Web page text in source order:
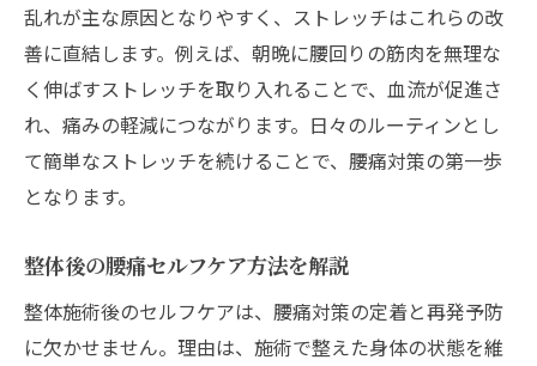
乱れが主な原因となりやすく、ストレッチはこれらの改
善に直結します。例えば、朝晩に腰回りの筋肉を無理な
く伸ばすストレッチを取り入れることで、血流が促進さ
れ、痛みの軽減につながります。日々のルーティンとし
て簡単なストレッチを続けることで、腰痛対策の第一歩
となります。
整体後の腰痛セルフケア方法を解説
整体施術後のセルフケアは、腰痛対策の定着と再発予防
に欠かせません。理由は、施術で整えた身体の状態を維